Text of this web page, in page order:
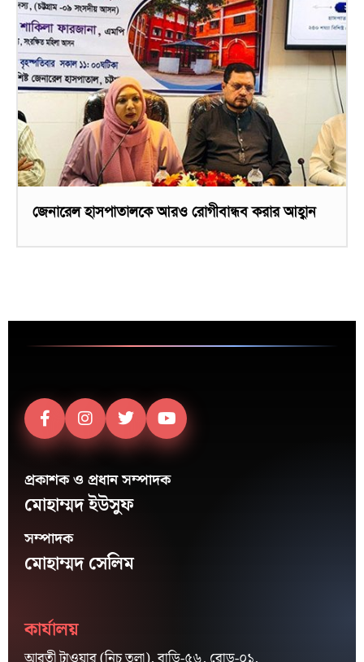
জেনারেল হাসপাতালকে আরও রোগীবান্ধব করার আহ্বান
প্রকাশক ও প্রধান সম্পাদক
মোহাম্মদ ইউসুফ
সম্পাদক
মোহাম্মদ সেলিম
কার্যালয়